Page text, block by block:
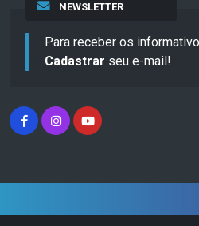
NEWSLETTER
Para receber os
Cadastrar seu e-mail!